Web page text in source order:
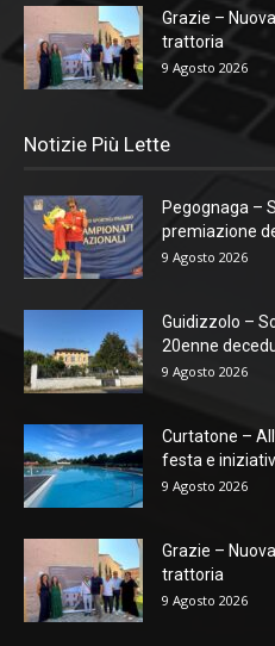
Grazie –
trattoria
9 Agosto 2026
Notizie Più Lette
Pegognaga –
premiazione
9 Agosto 2026
Guidizzolo –
20enne
9 Agosto 2026
Curtatone –
festa e
9 Agosto 2026
Grazie –
trattoria
9 Agosto 2026